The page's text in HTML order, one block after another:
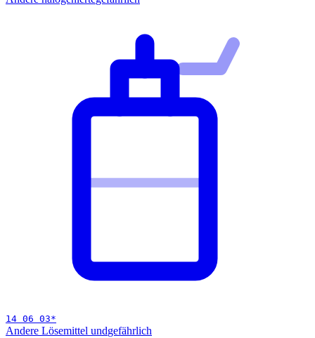
14 06 03*
Andere Lösemittel undgefährlich